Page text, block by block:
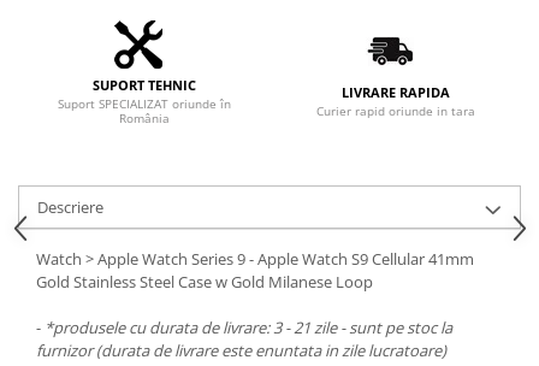
SUPORT TEHNIC
Suport SPECIALIZAT oriunde în
România
LIVRARE RAPIDA
Curier rapid oriunde in tara
Descriere
Watch > Apple Watch Series 9 - Apple Watch S9 Cellular 41mm
Gold Stainless Steel Case w Gold Milanese Loop
- *produsele cu durata de livrare: 3 - 21 zile - sunt pe stoc la
furnizor (durata de livrare este enuntata in zile lucratoare)